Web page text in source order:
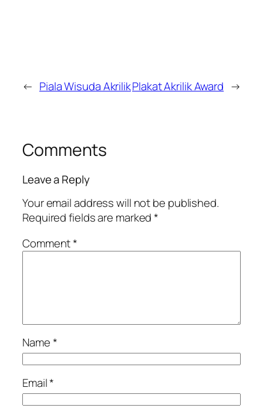
← Piala Wisuda AkrilikPlakat Akrilik Award →
Comments
Leave a Reply
Your email address will not be published.
Required fields are marked*
Comment*
Name*
Email*